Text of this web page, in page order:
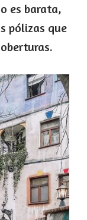
es barata,
pólizas que